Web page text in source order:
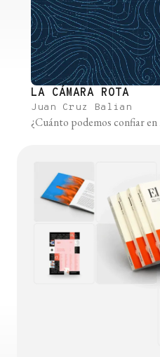
LA CÁMARA ROTA
Juan Cruz Balian
¿Cuánto podemos confiar